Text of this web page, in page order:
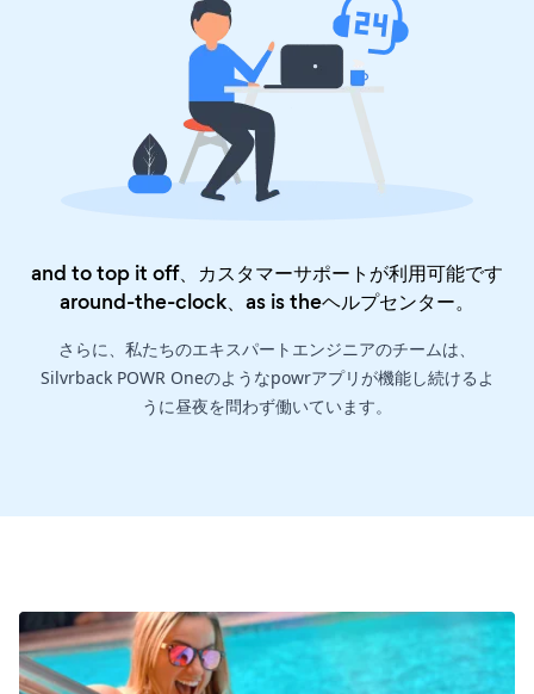
and to top it off、カスタマーサポートが利用可能です
around-the-clock、as is theヘルプセンター。
さらに、私たちのエキスパートエンジニアのチームは、
Silvrback POWR Oneのようなpowrアプリが機能し続けるよ
うに昼夜を問わず働いています。